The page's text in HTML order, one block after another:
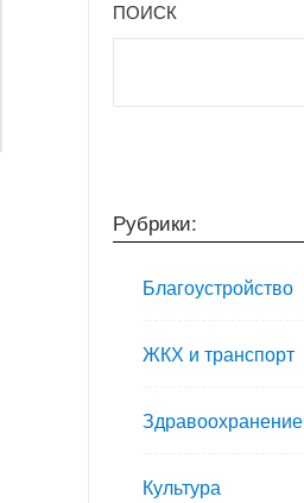
ПОИСК
Рубрики:
Благоустройство
ЖКХ и транспорт
Здравоохранение
Культура